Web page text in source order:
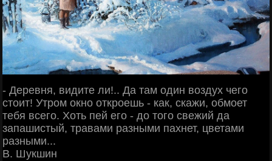
- Деревня, видите ли!.. Да там один воздух чего
стоит! Утром окно откроешь - как, скажи, обмоет
тебя всего. Хоть пей его - до того свежий да
запашистый, травами разными пахнет, цветами
разными...
В. Шукшин